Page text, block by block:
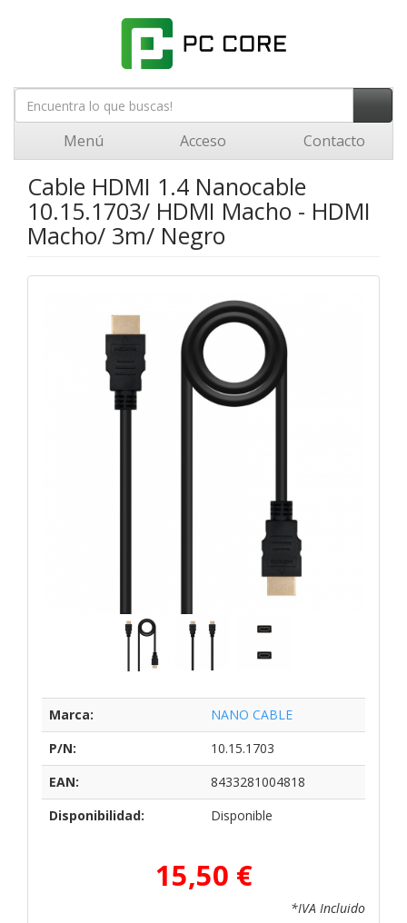
Menú Acceso Contacto
Cable HDMI 1.4 Nanocable
10.15.1703/ HDMI Macho - HDMI
Macho/ 3m/ Negro
Marca:
NANO CABLE
P/N:
10.15.1703
EAN:
8433281004818
Disponibilidad:
Disponible
15,50 €
*IVA Incluido